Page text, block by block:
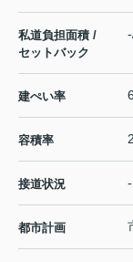
私道負担面積 /
セットバック
建ぺい率
容積率
接道状況
都市計画